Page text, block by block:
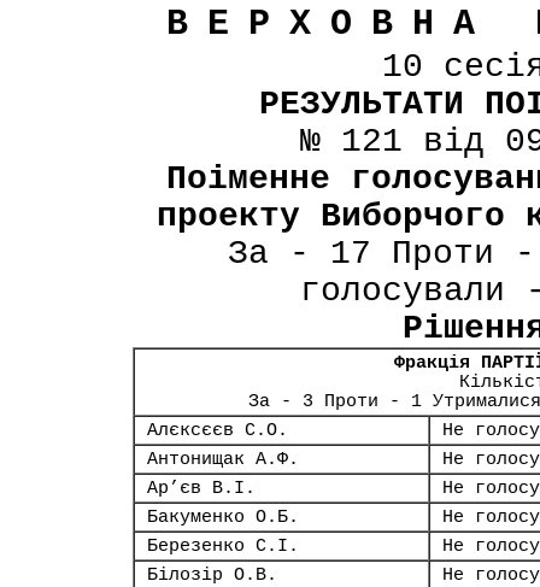
ВЕРХОВНА
10
РЕЗУЛЬТАТИ
№ 121 від
Поіменне
проекту Виборчого
За - 17 Проти -
Фракція
За - 3 Проти - 1
Алєксєєв С.О.
Не
Антонищак А.Ф.
Не
Ар’єв В.І.
Не
Бакуменко О.Б.
Не
Березенко С.І.
Не
Білозір О.В.
Не